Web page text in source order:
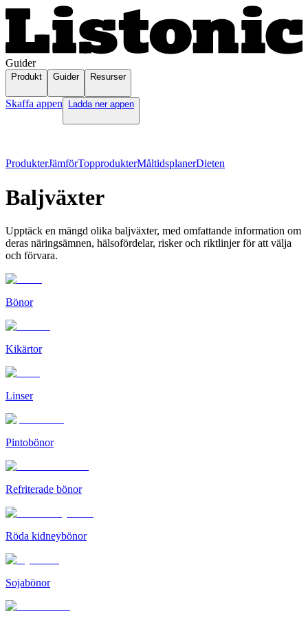
Guider
Produkt Guider Resurser
Skaffa appen Ladda ner appen
ProdukterJämförTopprodukterMåltidsplanerDieten
Baljväxter
Upptäck en mängd olika baljväxter, med omfattande information om
deras näringsämnen, hälsofördelar, risker och riktlinjer för att välja
och förvara.
Bönor
Kikärtor
Linser
Pintobönor
Refriterade bönor
Röda kidneybönor
Sojabönor